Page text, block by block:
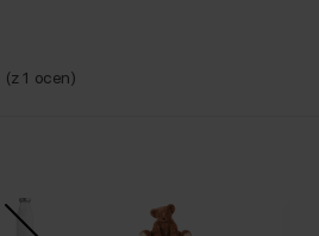
(z 1 ocen)